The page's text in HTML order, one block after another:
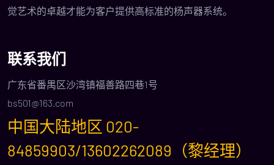
觉艺术的卓越才能为客户提供高标准的杨声器系统。
联系我们
广东省番禺区沙湾镇福善路四巷1号
bs501@163.com
中国大陆地区 020-
84859903/13602262089（黎经理）